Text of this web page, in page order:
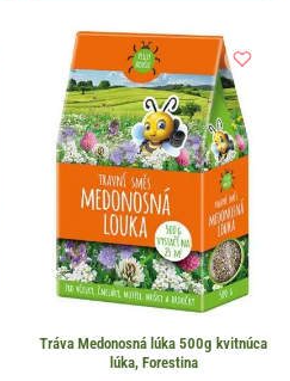
Tráva Medonosná lúka 500g kvitnúca
lúka, Forestina